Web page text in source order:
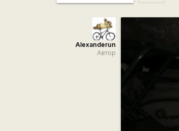
Alexanderun
Автор